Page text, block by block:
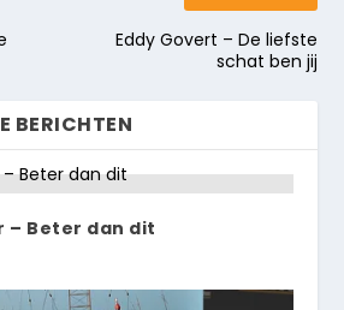
Eddy Govert – De liefste
schat ben jij
BERICHTEN
– Beter dan dit